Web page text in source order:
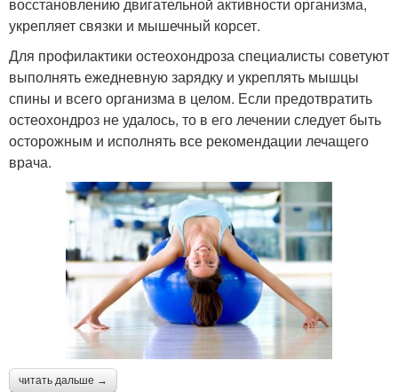
укрепляет связки и мышечный корсет.
Для профилактики остеохондроза специалисты советуют
выполнять ежедневную зарядку и укреплять мышцы
спины и всего организма в целом. Если предотвратить
остеохондроз не удалось, то в его лечении следует быть
осторожным и исполнять все рекомендации лечащего
врача.
читать дальше →